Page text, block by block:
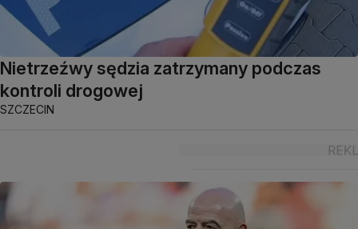
Nietrzeźwy sędzia zatrzymany podczas
kontroli drogowej
SZCZECIN